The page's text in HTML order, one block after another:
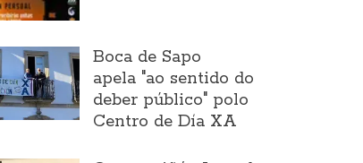
Boca de Sapo
apela "ao sentido do
deber público" polo
Centro de Día XA